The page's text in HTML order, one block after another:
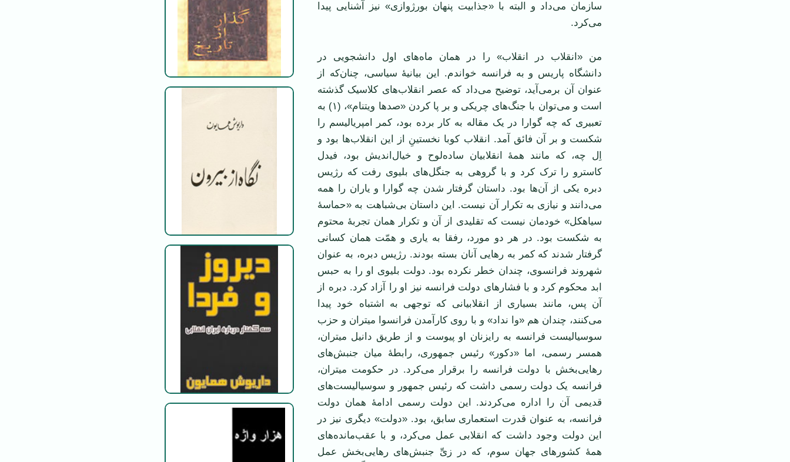
سازمان می‌داد و البته با «جذابیت پنهان بورژوازی» نیز آشنایی پیدا
می‌کرد.
من «انقلاب در انقلاب» را در همان ماه‌های اول دانشجویی در
دانشگاه پاریس و به فرانسه خواندم. این بیانیۀ سیاسی، چنان‌که از
عنوان آن برمی‌آید، توضیح می‌داد که عصر انقلاب‌های کلاسیک گذشته
است و می‌توان با جنگ‌های چریکی و بر پا کردن «صدها ویتنام‌»، (۱) به
تعبیری که چه گوارا در یک مقاله به کار برده بود، کمر امپریالیسم را
شکست و بر آن فائق آمد. انقلاب کوبا نخستینِ از این انقلاب‌ها بود و
اِل چه، که مانند همۀ انقلابیان ساده‌لوح و خیال‌اندیش بود، فیدل
کاسترو را ترک کرد و با گروهی به جنگل‌های بلیوی رفت که رژیس
دبره یکی از آن‌ها بود. داستان گرفتار شدن چه گوارا و یاران را همه
می‌دانند و نیازی به تکرار آن نیست. این داستان بی‌شباهت به «حماسۀ
سیاهکل» خودمان نیست که تقلیدی از آن و تکرار همان تجربۀ محتوم
به شکست بود. در هر دو مورد، رفقا به یاری و همّت همان کسانی
گرفتار شدند که کمر به رهایی آنان بسته بودند. رژیس دبره، به عنوان
شهروند فرانسوی، چندان خطر نکرده بود. دولت بلیوی او را به حبس
ابد محکوم کرد و با فشارهای دولت فرانسه نیز او را آزاد کرد. دبره از
آن پس، مانند بسیاری از انقلابیانی که توجهی به اشتباه خود پیدا
می‌کنند، چندان هم «وا نداد» و با روی کارآمدن فرانسوا میتران و حزب
سوسیالیست فرانسه به رایزنان او پیوست و از طریق دانیل میتران،
همسر رسمی، اما «دکور» رئیس جمهوری، رابطۀ میان جنبش‌های
رهایی‌بخش با دولت فرانسه را برقرار می‌کرد. در حکومت میتران،
فرانسه یک دولت رسمی داشت که رئیس جمهور و سوسیالیست‌های
قدیمی آن را اداره می‌کردند. این دولت رسمی ادامۀ همان دولت
فرانسه، به عنوان قدرت استعماری سابق، بود. «دولت» دیگری نیز در
این دولت وجود داشت که انقلابی عمل می‌کرد، و با عقب‌مانده‌های
همۀ کشورهای جهان سوم، که در زیِّ جنبش‌های رهایی‌بخش عمل